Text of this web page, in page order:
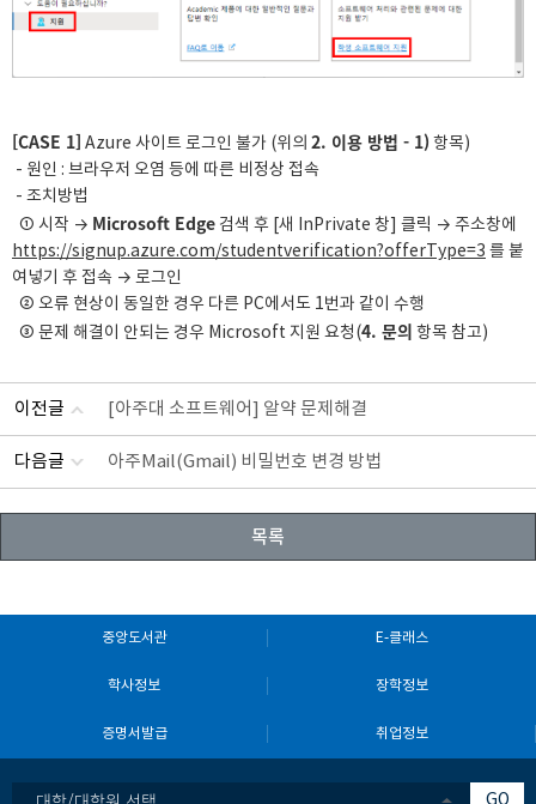
[CASE 1] Azure 사이트 로그인 불가 (위의 2. 이용 방법 - 1) 항목)
- 원인 : 브라우저 오염 등에 따른 비정상 접속
- 조치방법
① 시작 → Microsoft Edge 검색 후 [새 InPrivate 창] 클릭 → 주소창에
https://signup.azure.com/studentverification?offerType=3 를 붙
여넣기 후 접속 → 로그인
② 오류 현상이 동일한 경우 다른 PC에서도 1번과 같이 수행
③ 문제 해결이 안되는 경우 Microsoft 지원 요청(4. 문의 항목 참고)
이전글 [아주대 소프트웨어] 알약 문제해결
다음글 아주Mail(Gmail) 비밀번호 변경 방법
목록
중앙도서관 E-클래스
학사정보 장학정보
증명서발급 취업정보